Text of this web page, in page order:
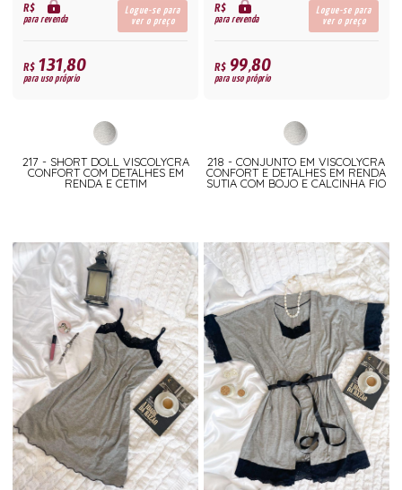
R$
para revenda
Logue-se para
ver o preço
R$131,80
para uso próprio
217 - SHORT DOLL VISCOLYCRA
CONFORT COM DETALHES EM
RENDA E CETIM
R$
para revenda
Logue-se para
ver o preço
R$99,80
para uso próprio
218 - CONJUNTO EM VISCOLYCRA
CONFORT E DETALHES EM RENDA
SUTIA COM BOJO E CALCINHA FIO